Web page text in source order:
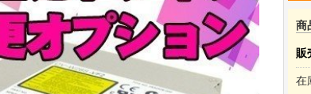
商
販
在